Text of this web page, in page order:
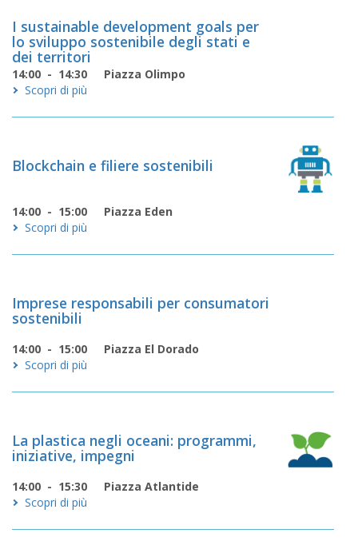
I sustainable development goals per
lo sviluppo sostenibile degli stati e
dei territori
14:00 - 14:30
Piazza Olimpo
Scopri di più
Blockchain e filiere sostenibili
14:00 - 15:00
Piazza Eden
Scopri di più
Imprese responsabili per consumatori
sostenibili
14:00 - 15:00
Piazza El Dorado
Scopri di più
La plastica negli oceani: programmi,
iniziative, impegni
14:00 - 15:30
Piazza Atlantide
Scopri di più